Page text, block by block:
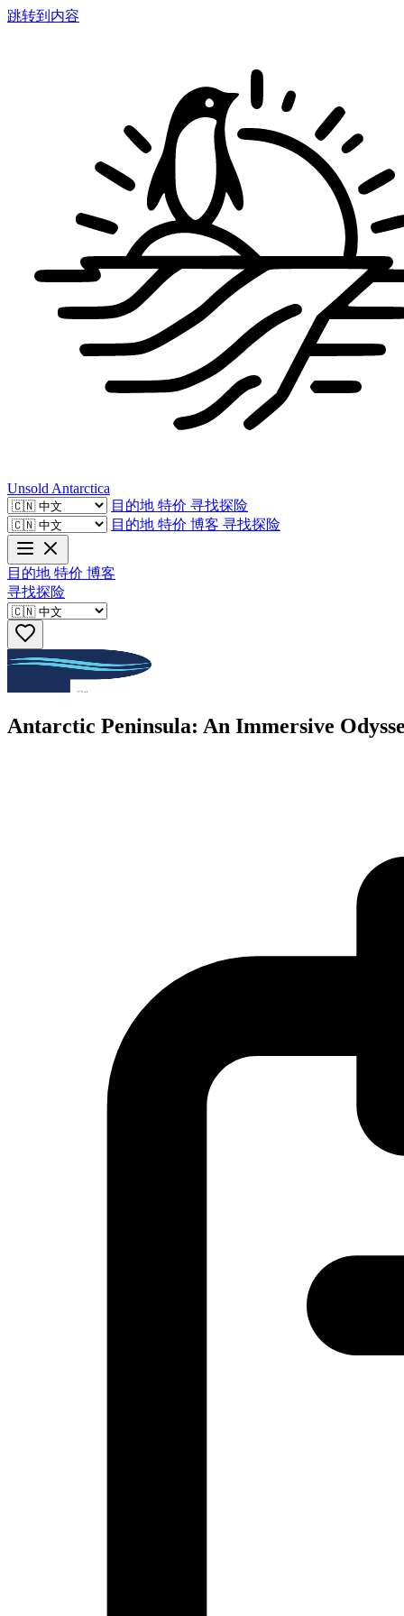
跳转到内容
Unsold Antarctica
目的地 特价 寻找探险
目的地 特价 博客 寻找探险
目的地 特价 博客
寻找探险
Antarctic Peninsula: An Immersive